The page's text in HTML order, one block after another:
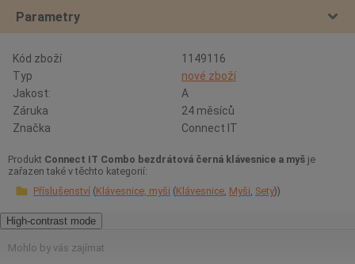
Parametry
Kód zboží
1149116
Typ
nové zboží
Jakost:
A
Záruka
24 měsíců
Značka
Connect IT
Produkt Connect IT Combo bezdrátová černá klávesnice a myš je
zařazen také v těchto kategorií:
Příslušenství Klávesnice, myši Klávesnice Myši Sety
High-contrast mode
Mohlo by vás zajímat